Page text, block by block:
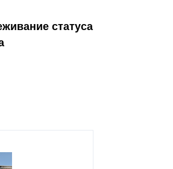
статуса